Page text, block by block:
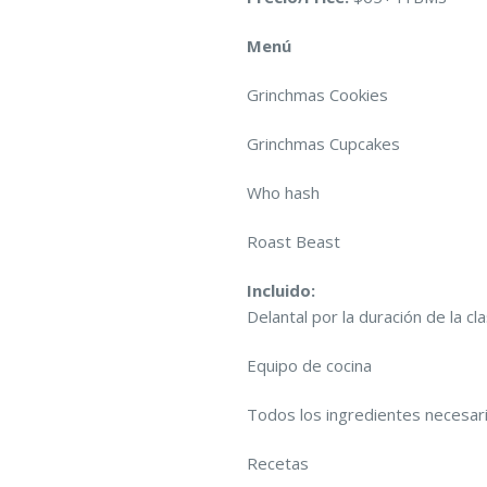
Menú
Grinchmas Cookies
Grinchmas Cupcakes
Who hash
Roast Beast
Incluido:
Delantal por la duración de la
Equipo de cocina
Todos los ingredientes
Recetas